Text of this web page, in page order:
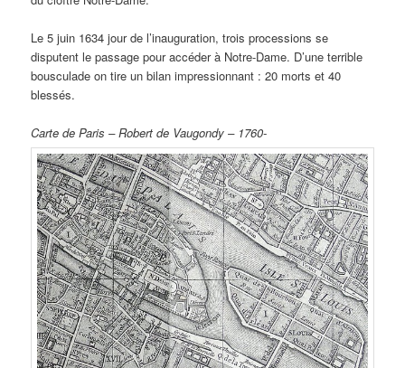
Le 5 juin 1634 jour de l’inauguration, trois processions se
disputent le passage pour accéder à Notre-Dame. D’une terrible
bousculade on tire un bilan impressionnant : 20 morts et 40
blessés.
Carte de Paris – Robert de Vaugondy – 1760-